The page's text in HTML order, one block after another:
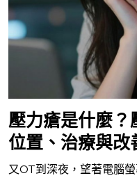
壓力瘡是什麼？
位置、治療與改
又OT到深夜，望著電腦螢